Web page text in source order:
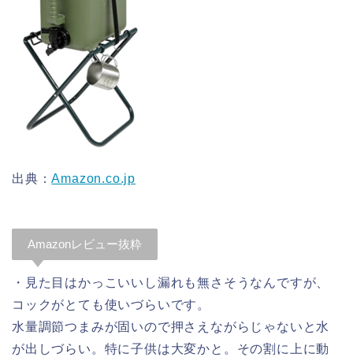
出典：Amazon.co.jp
Amazonレビュー抜粋
・見た目はかっこいいし漏れも無さそうなんですが、
コックがとても使いづらいです。
水量調節つまみが固いので押さえながらじゃないと水
が出しづらい。特に子供は大変かと。その割に上に動